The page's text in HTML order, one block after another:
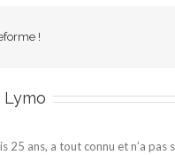
!
25 ans, a tout connu et n’a pas